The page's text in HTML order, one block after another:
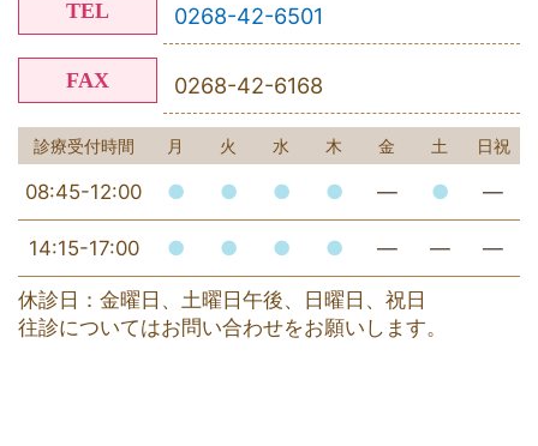
TEL 0268-42-6501
FAX 0268-42-6168
休診日：金曜日、土曜日午後、日曜日、祝日
往診についてはお問い合わせをお願いします。
診療受付時間 月 火 水 木 金 土 日祝
08:45-12:00 ● ● ● ● ― ● ―
14:15-17:00 ● ● ● ● ― ― ―